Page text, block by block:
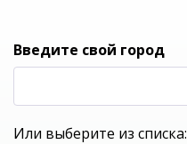
Введите свой город
Или выберите из списка: